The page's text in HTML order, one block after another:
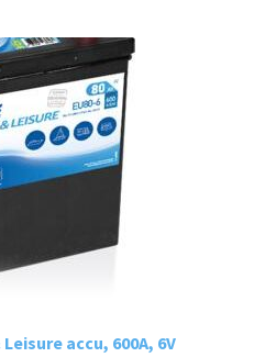
accu, 600A, 6V